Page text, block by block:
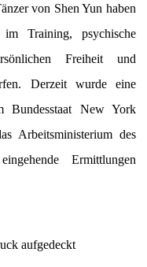
von Shen Yun haben
im Training, psychische
Freiheit und
Derzeit wurde eine
Bundesstaat New York
Arbeitsministerium des
Ermittlungen
aufgedeckt